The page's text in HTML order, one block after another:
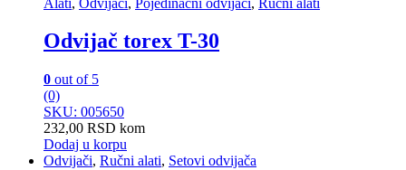
Odvijač torex T-30
0 out of 5
(0)
SKU: 005650
232,00 RSD kom
Dodaj u korpu
Odvijači, Ručni alati, Setovi odvijača